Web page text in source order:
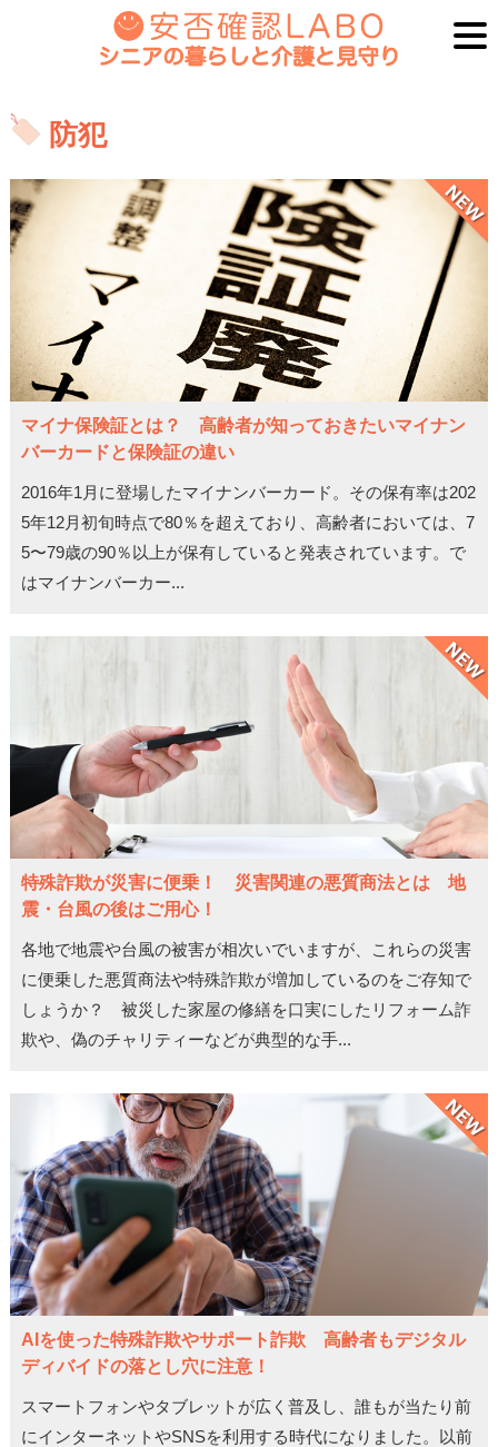
防犯
マイナ保険証とは？ 高齢者が知っておきたいマイナン
バーカードと保険証の違い
2016年1月に登場したマイナンバーカード。その保有率は202
5年12月初旬時点で80％を超えており、高齢者においては、7
5〜79歳の90％以上が保有していると発表されています。で
はマイナンバーカー...
特殊詐欺が災害に便乗！ 災害関連の悪質商法とは 地
震・台風の後はご用心！
各地で地震や台風の被害が相次いでいますが、これらの災害
に便乗した悪質商法や特殊詐欺が増加しているのをご存知で
しょうか？ 被災した家屋の修繕を口実にしたリフォーム詐
欺や、偽のチャリティーなどが典型的な手...
AIを使った特殊詐欺やサポート詐欺 高齢者もデジタル
ディバイドの落とし穴に注意！
スマートフォンやタブレットが広く普及し、誰もが当たり前
にインターネットやSNSを利用する時代になりました。以前